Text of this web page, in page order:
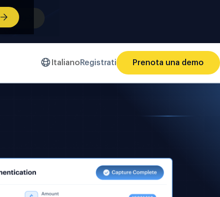
Italiano Registrati Prenota una demo